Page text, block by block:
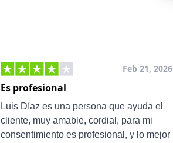
Feb 21, 2026
Es profesional
Luis Díaz es una persona que ayuda el
cliente, muy amable, cordial, para mi
consentimiento es profesional, y lo mejor